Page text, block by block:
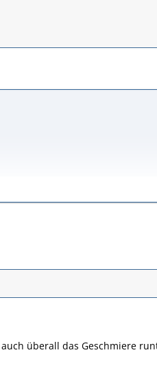
für so einen kleinen
überall das Geschmiere